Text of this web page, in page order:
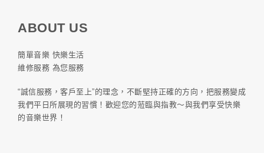
ABOUT US
簡單音樂 快樂生活
維修服務 為您服務
“誠信服務，客戶至上”的理念，不斷堅持正確的方向，把服務變成
我們平日所展現的習慣！歡迎您的蒞臨與指教～與我們享受快樂
的音樂世界！